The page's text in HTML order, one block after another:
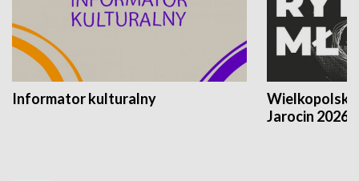
Informator kulturalny
Jarocin 2026